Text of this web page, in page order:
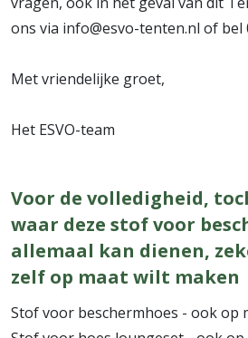
ons via info@esvo-tenten.nl of bel
Met vriendelijke groet,
Het ESVO-team
Voor de volledigheid,
waar deze stof voor
allemaal kan dienen,
zelf op maat wilt maken
Stof voor beschermhoes - ook op